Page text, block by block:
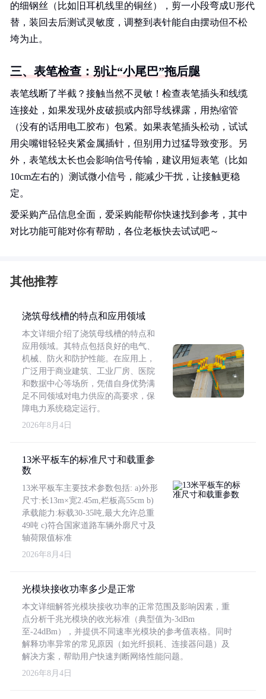
的细钢丝（比如旧耳机线里的铜丝），剪一小段弯成U形代
替，装回去后测试灵敏度，调整到表针能自由摆动但不松
垮为止。
三、表笔检查：别让“小尾巴”拖后腿
表笔线断了半截？接触当然不灵敏！检查表笔插头和线缆
连接处，如果发现外皮破损或内部导线裸露，用热缩管
（没有的话用电工胶布）包紧。如果表笔插头松动，试试
用尖嘴钳轻轻夹紧金属插针，但别用力过猛导致变形。另
外，表笔线太长也会影响信号传输，建议用短表笔（比如
10cm左右的）测试微小信号，能减少干扰，让接触更稳
定。
爱采购产品信息全面，爱采购能帮你快速找到参考，其中
对比功能可能对你有帮助，各位老板快去试试吧～
其他推荐
浇筑母线槽的特点和应用领域
本文详细介绍了浇筑母线槽的特点和
应用领域。其特点包括良好的电气、
机械、防火和防护性能。在应用上，
广泛用于商业建筑、工业厂房、医院
和数据中心等场所，凭借自身优势满
足不同领域对电力供应的高要求，保
障电力系统稳定运行。
2026年8月4日
13米平板车的标准尺寸和载重参
数
13米平板车主要技术参数包括: a)外形
尺寸:长13m×宽2.45m,栏板高55cm b)
承载能力:标载30-35吨,最大允许总重
49吨 c)符合国家道路车辆外廓尺寸及
轴荷限值标准
2026年8月4日
光模块接收功率多少是正常
本文详细解答光模块接收功率的正常范围及影响因素，重
点分析千兆光模块的收光标准（典型值为-3dBm
至-24dBm），并提供不同速率光模块的参考值表格。同时
解释功率异常的常见原因（如光纤损耗、连接器问题）及
解决方案，帮助用户快速判断网络性能问题。
2026年8月4日